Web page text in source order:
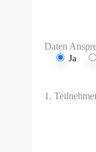
Daten
Ja
1.